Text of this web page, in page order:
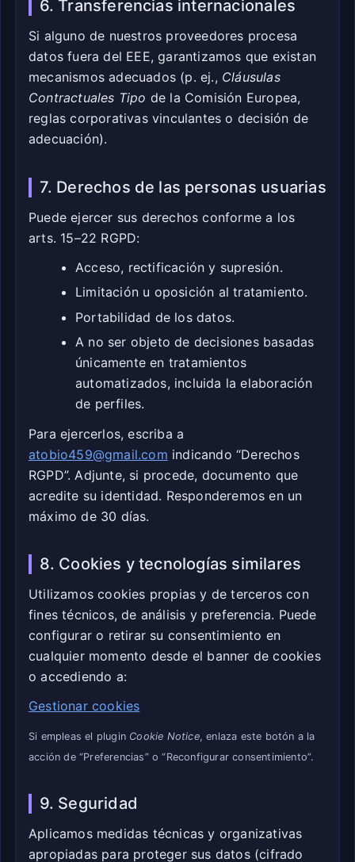
6. Transferencias internacionales
Si alguno de nuestros proveedores procesa
datos fuera del EEE, garantizamos que existan
mecanismos adecuados (p. ej., Cláusulas
Contractuales Tipo de la Comisión Europea,
reglas corporativas vinculantes o decisión de
adecuación).
7. Derechos de las personas usuarias
Puede ejercer sus derechos conforme a los
arts. 15–22 RGPD:
Acceso, rectificación y supresión.
Limitación u oposición al tratamiento.
Portabilidad de los datos.
A no ser objeto de decisiones basadas
únicamente en tratamientos
automatizados, incluida la elaboración
de perfiles.
Para ejercerlos, escriba a
atobio459@gmail.com indicando “Derechos
RGPD”. Adjunte, si procede, documento que
acredite su identidad. Responderemos en un
máximo de 30 días.
8. Cookies y tecnologías similares
Utilizamos cookies propias y de terceros con
fines técnicos, de análisis y preferencia. Puede
configurar o retirar su consentimiento en
cualquier momento desde el banner de cookies
o accediendo a:
Gestionar cookies
Si empleas el plugin Cookie Notice, enlaza este botón a la
acción de “Preferencias” o “Reconfigurar consentimiento”.
9. Seguridad
Aplicamos medidas técnicas y organizativas
apropiadas para proteger sus datos (cifrado